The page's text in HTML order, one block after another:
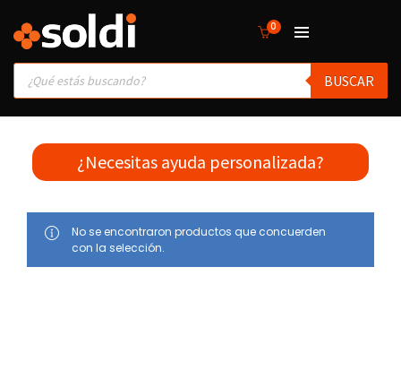
0
Products
search
BUSCAR
¿Necesitas ayuda personalizada?
No se encontraron productos que concuerden
con la selección.